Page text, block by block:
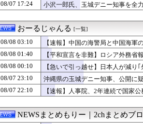
中国メディア 中国製の「プレハブ住宅」に世
【速報】京大病院、手術ミスで女性患者を「植
【聯合ニュース】 韓国サッカー協会 2011～12
「小泉やめろ」核巡る防衛相発言を批判、横浜
学校で習う｢漢字の書き順｣は"絶対"ではない
『クローバー』全巻「99円」セール！全43巻「
米国、韓国防衛に核持ち出すか…中ロに備え「
前例があるからねえ 〜 パさん「平和を願う式
【衝撃】ブラジルで『異変』が起こっている模
【速報】トランプ大統領、出産旅行を禁じる大
【熊本地震】毎日新聞の記者「死傷者の情報を
【動画】広島記念公園を追い出された左翼さん
08/07 17:24
小沢一郎氏、玉城デニー知事を
おーるじゃんる [一覧]
08/08 03:10
【速報】中国の海警局と中国海軍
08/08 01:40
【平和宣言を非難】ロシア外務省
08/08 00:10
【急いで引っ越せ】日本人が減
08/07 23:10
沖縄県の玉城デニー知事、公開に
た」とよくわからない説明
08/07 22:10 【速報】人事院、2年連続で国家
NEWSまとめもりー｜2chまとめブ